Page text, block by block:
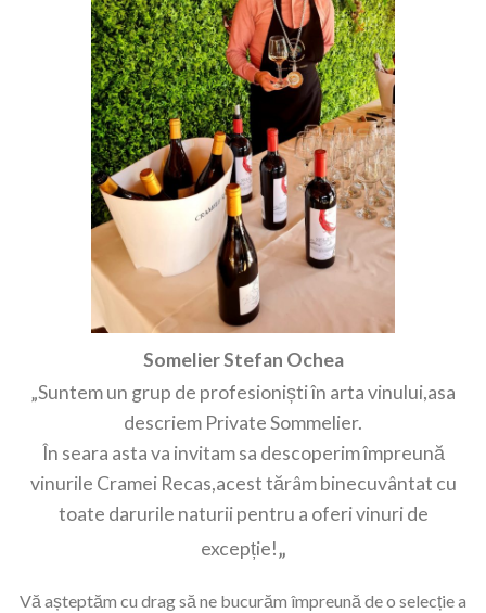
Somelier Stefan Ochea
„Suntem un grup de profesioniști în arta vinului,asa
descriem Private Sommelier.
În seara asta va invitam sa descoperim împreună
vinurile Cramei Recas,acest tărâm binecuvântat cu
toate darurile naturii pentru a oferi vinuri de
excepție!„
Vă așteptăm cu drag să ne bucurăm împreună de o selecție a